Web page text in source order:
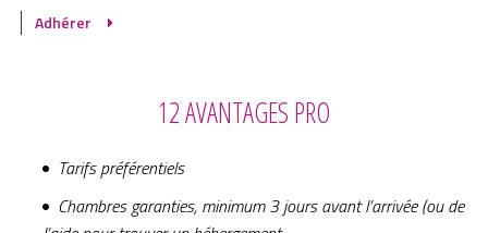
Adhérer
12 AVANTAGES PRO
Tarifs préférentiels
Chambres garanties, minimum 3 jours avant l’arrivée (ou de